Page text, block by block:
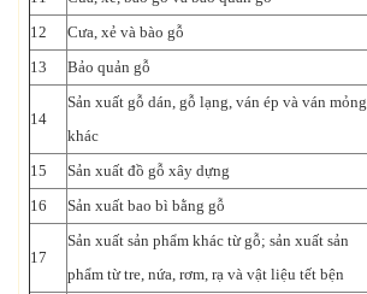
12
Cưa, xẻ và bào gỗ
13
Bảo quản gỗ
14
Sản xuất gỗ dán, gỗ lạng, ván ép và ván mỏng
khác
15 Sản xuất đồ gỗ xây dựng
16
Sản xuất bao bì bằng gỗ
17
Sản xuất sản phẩm khác từ gỗ; sản xuất sản
phẩm từ tre, nứa, rơm, rạ và vật liệu tết bện